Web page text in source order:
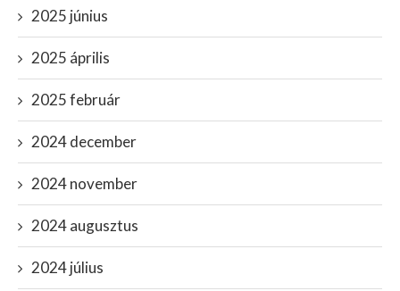
2025 június
2025 április
2025 február
2024 december
2024 november
2024 augusztus
2024 július